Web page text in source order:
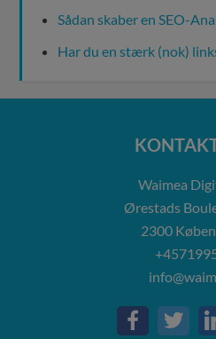
Sådan skaber en SEO-
Har du en stærk (nok)
Waimea
Ørestads
2300